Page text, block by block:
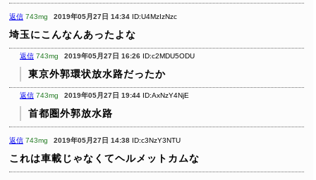
返信 743mg 2019年05月27日 14:34 ID:U4MzIzNzc
埼玉にこんなんあったよな
返信 743mg 2019年05月27日 16:26 ID:c2MDU5ODU
東京外郭環状放水路だったか
返信 743mg 2019年05月27日 19:44 ID:AxNzY4NjE
首都圏外郭放水路
返信 743mg 2019年05月27日 14:38 ID:c3NzY3NTU
これは車載じゃなくてヘルメットカムな